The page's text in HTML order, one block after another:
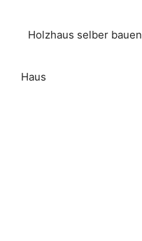
Holzhaus selber bauen
Haus